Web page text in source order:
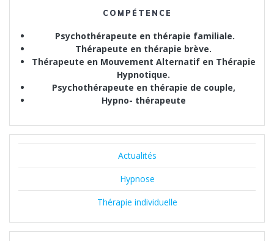
COMPÉTENCE
Psychothérapeute en thérapie familiale.
Thérapeute en thérapie brève.
Thérapeute en Mouvement Alternatif en Thérapie
Hypnotique.
Psychothérapeute en thérapie de couple,
Hypno- thérapeute
Actualités
Hypnose
Thérapie individuelle